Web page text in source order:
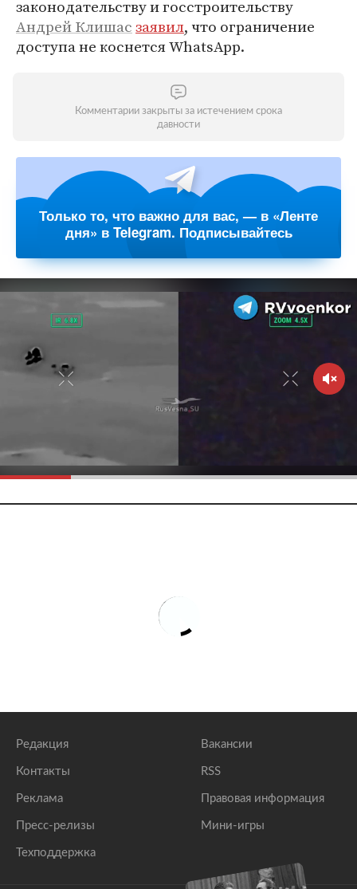
законодательству и госстроительству
Андрей Клишасзаявил, что ограничение
доступа не коснется WhatsApp.
Комментарии закрыты за истечением срока
давности
Только то, что важно для вас, — в «Ленте
дня» в Telegram. Подписывайтесь
Редакция
Контакты
Реклама
Пресс-релизы
Техподдержка
Вакансии
RSS
Правовая информация
Мини-игры